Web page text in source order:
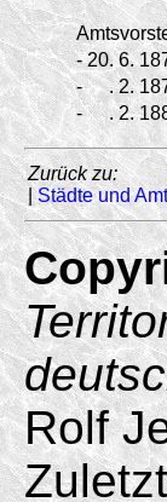
- 20. 6.
-
. 2.
-
. 2.
Zurück zu:
|Städte und
Rolf